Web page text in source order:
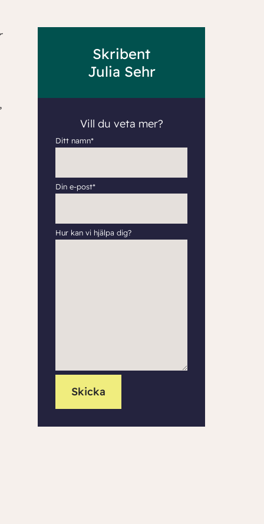
Skribent
Julia Sehr
Vill du veta mer?
Ditt namn*
Din e-post*
Hur kan vi hjälpa dig?